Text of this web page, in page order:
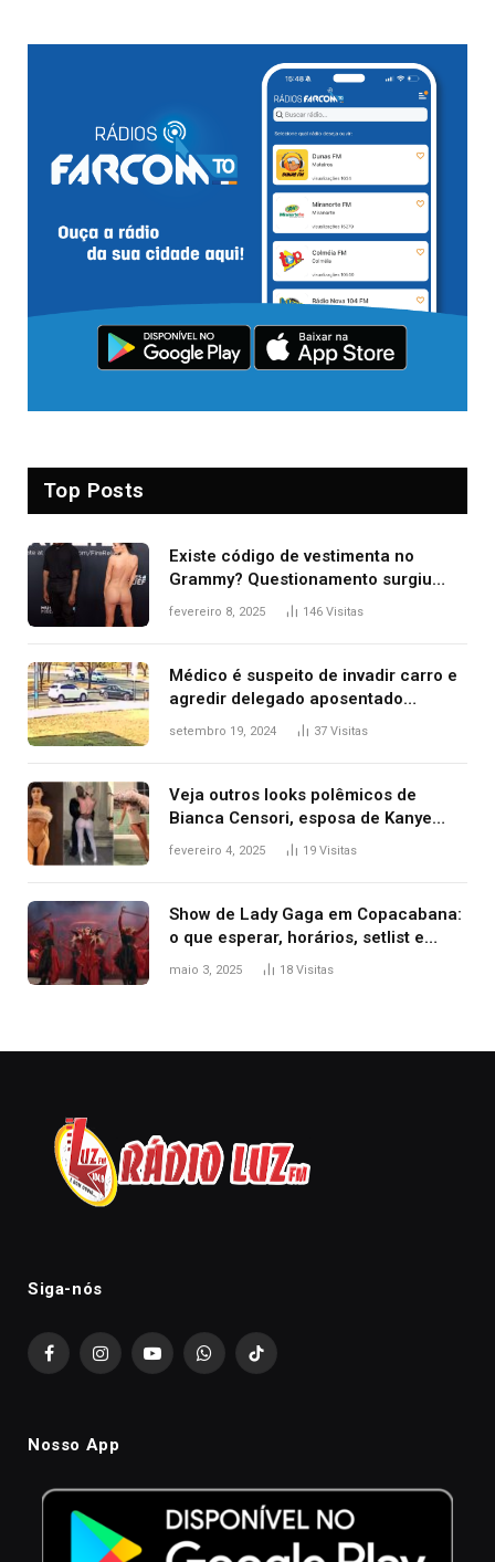
Top Posts
Existe código de vestimenta no
Grammy? Questionamento surgiu
após Bianca Censori, mulher de
fevereiro 8, 2025 146 Visitas
Médico é suspeito de invadir carro e
agredir delegado aposentado
durante confusão no trânsito
setembro 19, 2024 37 Visitas
Veja outros looks polêmicos de
Bianca Censori, esposa de Kanye
West que apareceu nua no Grammy
fevereiro 4, 2025 19 Visitas
Show de Lady Gaga em Copacabana:
o que esperar, horários, setlist e
onde assistir
maio 3, 2025 18 Visitas
Siga-nós
FacebookInstagramYouTubeWhatsAppTikTok
Nosso App